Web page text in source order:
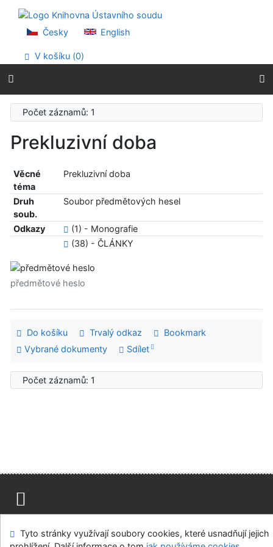
Přejít na menu
Prohlášení o webové přístupnosti
Česky English
V košíku (0)
Počet záznamů: 1
Prekluzivní doba
Věcné
téma
Prekluzivní doba
Druh
soub.
Soubor předmětových hesel
Odkazy
(1) - Monografie
(38) - ČLÁNKY
předmětové heslo
Do košíku Trvalý odkaz
Bookmark
Vybrané dokumenty
Sdílet
Počet záznamů: 1
Modul OpenSearch
Napište nám Nastavení cookies
Tyto stránky využívají soubory cookies, které usnadňují jejich